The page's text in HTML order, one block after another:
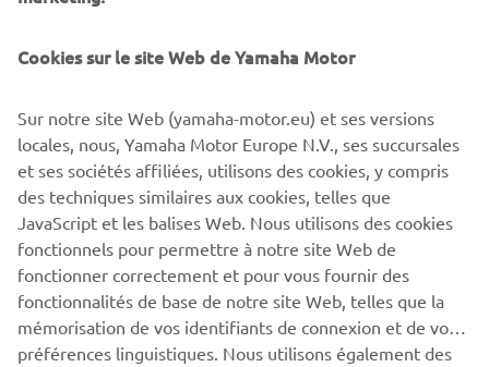
02 Juin 2026
La gamme Off Road Competition 2027 de Yamaha incarne
plus que jamais l'ADN de Yamaha Racing, en phase avec la
quête incessante d'amélioration et d'innovation de la
marque pour s'assurer un avantage concurrentiel.
En savoir plus
Cookies sur le site Web de Yamaha Motor
Sur notre site Web (yamaha-motor.eu) et ses versions
locales, nous, Yamaha Motor Europe N.V., ses succursales
et ses sociétés affiliées, utilisons des cookies, y compris
des techniques similaires aux cookies, telles que
JavaScript et les balises Web. Nous utilisons des cookies
fonctionnels pour permettre à notre site Web de
fonctionner correctement et pour vous fournir des
fonctionnalités de base de notre site Web, telles que la
mémorisation de vos identifiants de connexion et de vos
préférences linguistiques. Nous utilisons également des